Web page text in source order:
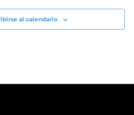
al calendario